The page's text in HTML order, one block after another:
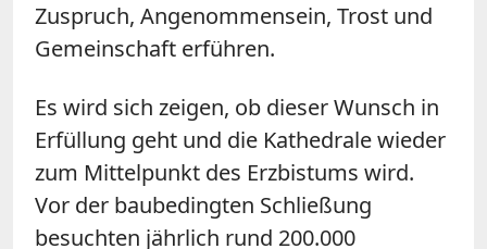
Zuspruch, Angenommensein, Trost und
Gemeinschaft erführen.
Es wird sich zeigen, ob dieser Wunsch in
Erfüllung geht und die Kathedrale wieder
zum Mittelpunkt des Erzbistums wird.
Vor der baubedingten Schließung
besuchten jährlich rund 200.000